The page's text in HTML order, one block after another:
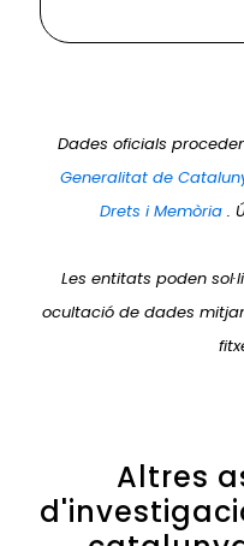
Dades oficials
Generalitat de
Drets i Memòria .
Les entitats poden
ocultació de dades
Altres